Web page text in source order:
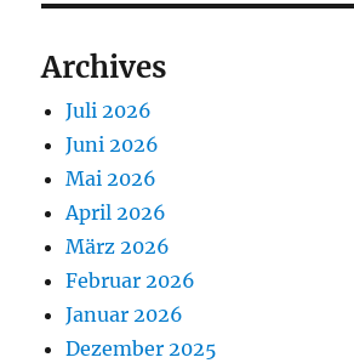
Archives
Juli 2026
Juni 2026
Mai 2026
April 2026
März 2026
Februar 2026
Januar 2026
Dezember 2025